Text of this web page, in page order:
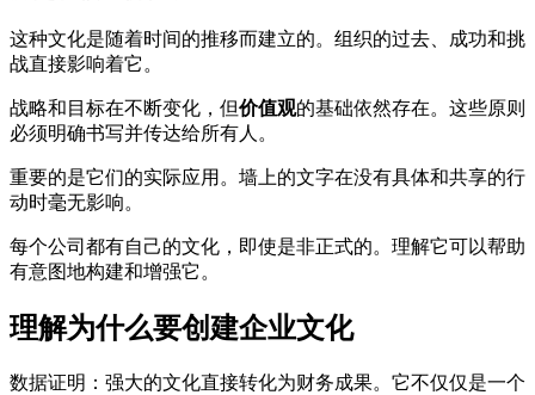
这种文化是随着时间的推移而建立的。组织的过去、成功和挑
战直接影响着它。
战略和目标在不断变化，但价值观的基础依然存在。这些原则
必须明确书写并传达给所有人。
重要的是它们的实际应用。墙上的文字在没有具体和共享的行
动时毫无影响。
每个公司都有自己的文化，即使是非正式的。理解它可以帮助
有意图地构建和增强它。
理解为什么要创建企业文化
数据证明：强大的文化直接转化为财务成果。它不仅仅是一个